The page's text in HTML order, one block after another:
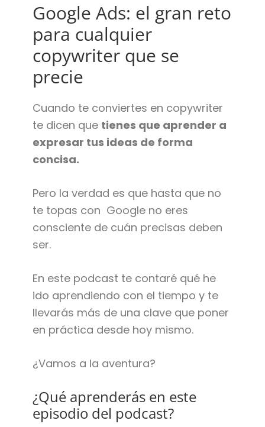
Google Ads: el gran reto
para cualquier
copywriter que se
precie
Cuando te conviertes en copywriter
te dicen que tienes que aprender a
expresar tus ideas de forma
concisa.
Pero la verdad es que hasta que no
te topas con Google no eres
consciente de cuán precisas deben
ser.
En este podcast te contaré qué he
ido aprendiendo con el tiempo y te
llevarás más de una clave que poner
en práctica desde hoy mismo.
¿Vamos a la aventura?
¿Qué aprenderás en este
episodio del podcast?